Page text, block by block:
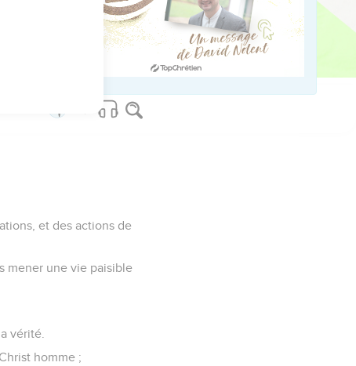
par ce châtiment à
et des actions de
mener une vie paisible
vérité.
homme ;